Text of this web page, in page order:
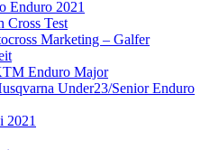
Enduro 2021
Cross Test
Marketing – Galfer
Enduro Major
Under23/Senior Enduro
2021